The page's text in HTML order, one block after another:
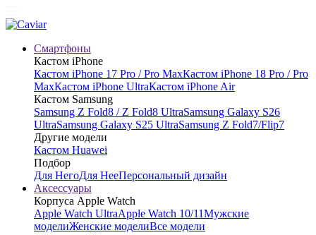
Смартфоны
Кастом iPhone
Кастом iPhone 17 Pro / Pro MaxКастом iPhone 18 Pro / Pro
MaxКастом iPhone UltraКастом iPhone Air
Кастом Samsung
Samsung Z Fold8 / Z Fold8 UltraSamsung Galaxy S26
UltraSamsung Galaxy S25 UltraSamsung Z Fold7/Flip7
Другие модели
Кастом Huawei
Подбор
Для НегоДля НееПерсональный дизайн
Аксессуары
Корпуса Apple Watch
Apple Watch UltraApple Watch 10/11Мужские
моделиЖенские моделиВсе модели